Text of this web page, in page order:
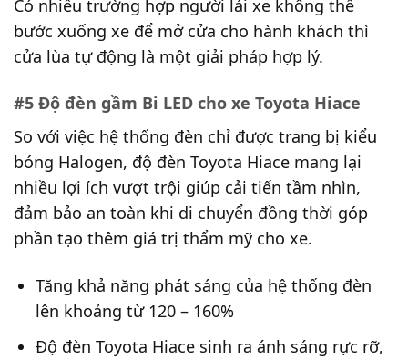
Có nhiều trường hợp người lái xe không thể
bước xuống xe để mở cửa cho hành khách thì
cửa lùa tự động là một giải pháp hợp lý.
#5 Độ đèn gầm Bi LED cho xe Toyota Hiace
So với việc hệ thống đèn chỉ được trang bị kiểu
bóng Halogen, độ đèn Toyota Hiace mang lại
nhiều lợi ích vượt trội giúp cải tiến tầm nhìn,
đảm bảo an toàn khi di chuyển đồng thời góp
phần tạo thêm giá trị thẩm mỹ cho xe.
Tăng khả năng phát sáng của hệ thống đèn
lên khoảng từ 120 – 160%
Độ đèn Toyota Hiace sinh ra ánh sáng rực rỡ,